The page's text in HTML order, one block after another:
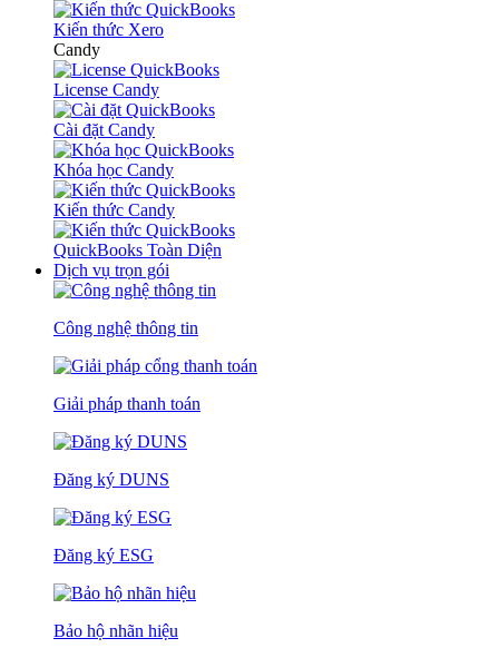
Kiến thức Xero
Candy
License Candy
Cài đặt Candy
Khóa học Candy
Kiến thức Candy
QuickBooks Toàn Diện
Dịch vụ trọn gói
Công nghệ thông tin
Giải pháp thanh toán
Đăng ký DUNS
Đăng ký ESG
Bảo hộ nhãn hiệu